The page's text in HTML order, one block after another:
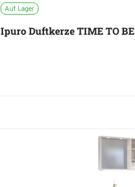
Auf Lager
Ipuro Duftkerze TIME TO BE